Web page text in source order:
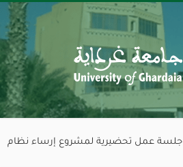
جلسة عمل تحضيرية لمشروع إرساء نظام